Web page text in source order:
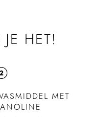
HET!
MET